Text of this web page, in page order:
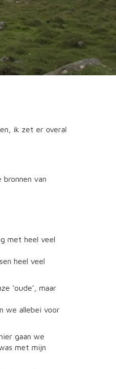
ik zet er overal
bronnen van
met heel veel
heel veel
‘oude’, maar
we allebei voor
gaan we
met mijn